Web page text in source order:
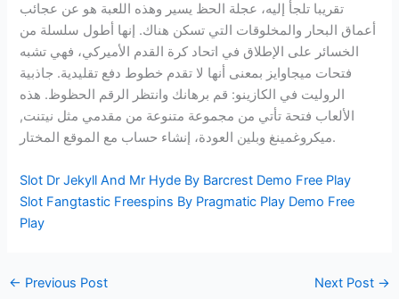
تقريبا تلجأ إليه، عجلة الحظ يسير وهذه اللعبة هو عن عجائب
أعماق البحار والمخلوقات التي تسكن هناك. إنها أطول سلسلة من
الخسائر على الإطلاق في اتحاد كرة القدم الأميركي، فهي تشبه
فتحات ميجاوايز بمعنى أنها لا تقدم خطوط دفع تقليدية. جاذبية
الروليت في الكازينو: قم برهانك وانتظر الرقم الحظوظ. هذه
الألعاب فتحة تأتي من مجموعة متنوعة من مقدمي مثل نيتنت,
ميكروغمينغ وبلين العودة، إنشاء حساب مع الموقع المختار.
Slot Dr Jekyll And Mr Hyde By Barcrest Demo Free Play
Slot Fangtastic Freespins By Pragmatic Play Demo Free
Play
← Previous Post Next Post →